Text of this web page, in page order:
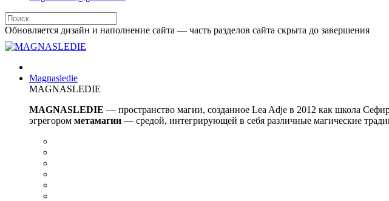
Обновляется дизайн и наполнение сайта — часть разделов сайта скрыта до завершения
Magnasledie
MAGNASLEDIE
MAGNASLEDIE — пространство магии, созданное Lea Adje в 2012 как школа
эгрегором метамагии — средой, интегрирующей в себя различные магические